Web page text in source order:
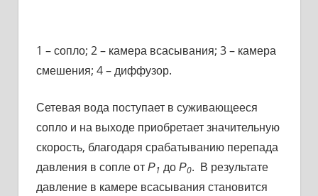
1 – сопло; 2 – камера всасывания; 3 – камера
смешения; 4 – диффузор.
Сетевая вода поступает в суживающееся
сопло и на выходе приобретает значительную
скорость, благодаря срабатыванию перепада
давления в сопле отР1 доР0. В результате
давление в камере всасывания становится